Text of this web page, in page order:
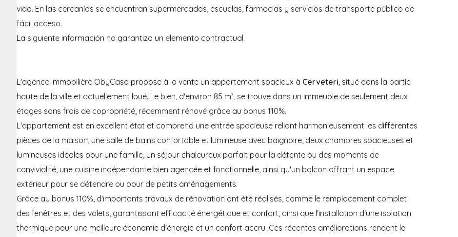
vida. En las cercanías se encuentran supermercados, escuelas, farmacias y servicios de transporte público de
fácil acceso.
La siguiente información no garantiza un elemento contractual.
L'agence immobilière ObyCasa propose à la vente un appartement spacieux à Cerveteri, situé dans la partie
haute de la ville et actuellement loué. Le bien, d'environ 85 m², se trouve dans un immeuble de seulement deux
étages sans frais de copropriété, récemment rénové grâce au bonus 110%.
L'appartement est en excellent état et comprend une entrée spacieuse reliant harmonieusement les différentes
pièces de la maison, une salle de bains confortable et lumineuse avec baignoire, deux chambres spacieuses et
lumineuses idéales pour une famille, un séjour chaleureux parfait pour la détente ou des moments de
convivialité, une cuisine indépendante bien agencée et fonctionnelle, ainsi qu'un balcon offrant un espace
extérieur pour se détendre ou pour de petits aménagements.
Grâce au bonus 110%, d'importants travaux de rénovation ont été réalisés, comme le remplacement complet
des fenêtres et des volets, garantissant efficacité énergétique et confort, ainsi que l'installation d'une isolation
thermique pour une meilleure économie d'énergie et un confort accru. Ces récentes améliorations rendent le